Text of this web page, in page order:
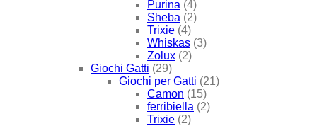
Purina (4)
Sheba (2)
Trixie (4)
Whiskas (3)
Zolux (2)
Giochi Gatti (29)
Giochi per Gatti (21)
Camon (15)
ferribiella (2)
Trixie (2)